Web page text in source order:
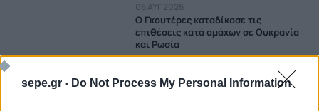
sepe.gr - Do Not Process My Personal Information
06 ΑΥΓ 2026
Ο Γκουτέρες καταδίκασε τις
επιθέσεις κατά αμάχων σε Ουκρανία
και Ρωσία
Δημοσκόπηση στη Γερμανία: